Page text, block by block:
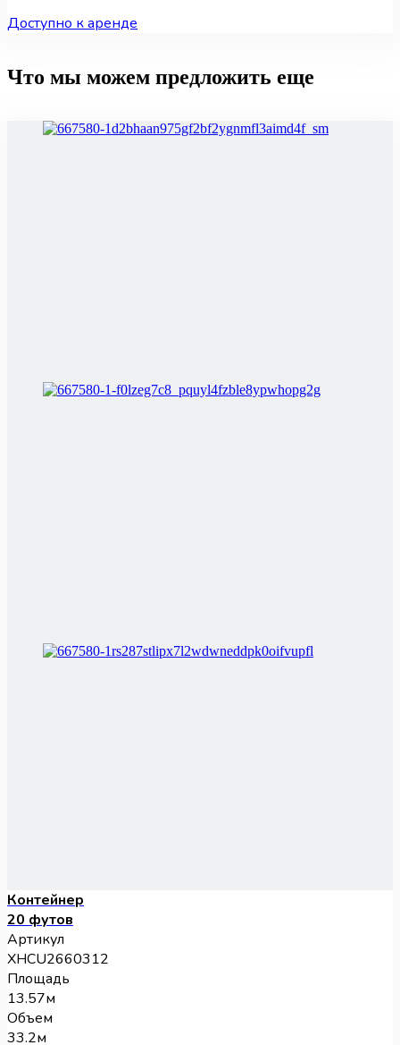
Доступно к аренде
Что мы можем предложить еще
Контейнер
20 футов
Артикул
XHCU2660312
Площадь
13.57м
Объем
33.2м